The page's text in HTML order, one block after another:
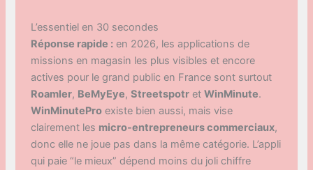
L’essentiel en 30 secondes
Réponse rapide : en 2026, les applications de
missions en magasin les plus visibles et encore
actives pour le grand public en France sont surtout
Roamler, BeMyEye,Streetspotr etWinMinute.
WinMinutePro existe bien aussi, mais vise
clairement les micro-entrepreneurs commerciaux,
donc elle ne joue pas dans la même catégorie. L’appli
qui paie “le mieux” dépend moins du joli chiffre